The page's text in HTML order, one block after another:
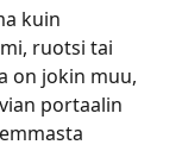
kuin
ruotsi tai
on jokin muu,
portaalin